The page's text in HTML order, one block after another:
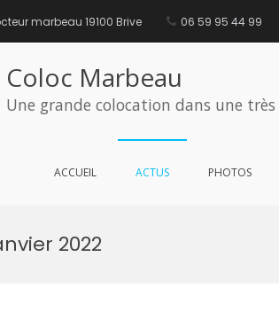
marbeau 19100 Brive 06 59 95 44 99
Coloc Marbeau
Une grande colocation dans une
ACCUEIL ACTUS PHOTOS
2022